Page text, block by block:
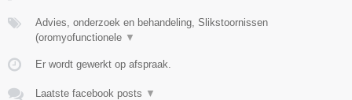
Advies, onderzoek en behandeling, Slikstoornissen
(oromyofunctionele ▼
Er wordt gewerkt op afspraak.
Laatste facebook posts ▼